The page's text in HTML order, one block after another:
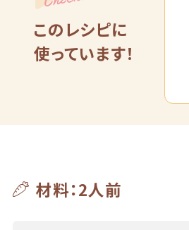
このレシピに
使っています！
材料：2人前